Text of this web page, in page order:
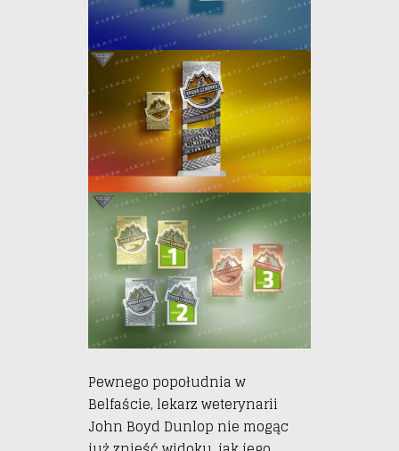
Pewnego popołudnia w
Belfaście, lekarz weterynarii
John Boyd Dunlop nie mogąc